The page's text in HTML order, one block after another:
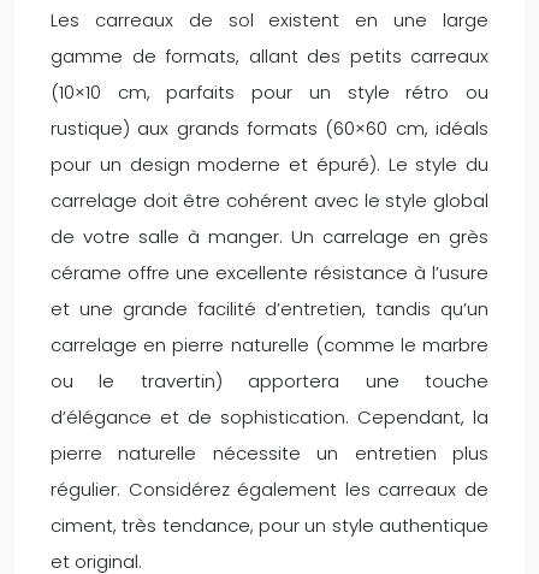
Les carreaux de sol existent en une large
gamme de formats, allant des petits carreaux
(10×10 cm, parfaits pour un style rétro ou
rustique) aux grands formats (60×60 cm, idéals
pour un design moderne et épuré). Le style du
carrelage doit être cohérent avec le style global
de votre salle à manger. Un carrelage en grès
cérame offre une excellente résistance à l’usure
et une grande facilité d’entretien, tandis qu’un
carrelage en pierre naturelle (comme le marbre
ou le travertin) apportera une touche
d’élégance et de sophistication. Cependant, la
pierre naturelle nécessite un entretien plus
régulier. Considérez également les carreaux de
ciment, très tendance, pour un style authentique
et original.